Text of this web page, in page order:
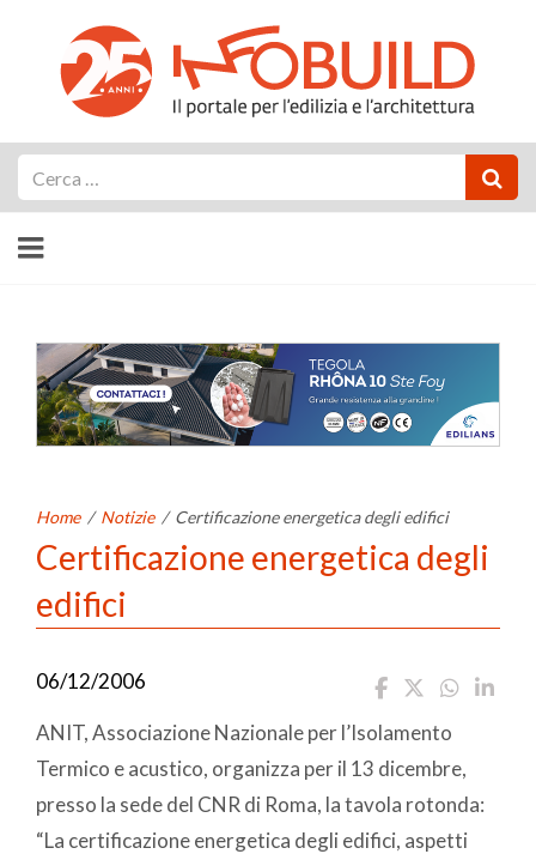
Home / Notizie / Certificazione energetica degli edifici
Certificazione energetica degli
edifici
06/12/2006
ANIT, Associazione Nazionale per l’Isolamento
Termico e acustico, organizza per il 13 dicembre,
presso la sede del CNR di Roma, la tavola rotonda:
“La certificazione energetica degli edifici, aspetti